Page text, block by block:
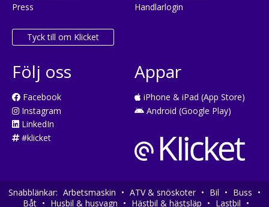
Press
Tyck till om Klicket
Handlarlogin
Följ oss
Facebook
Instagram
LinkedIn
#klicket
Appar
iPhone & iPad (App Store)
Android (Google Play)
Snabblänkar: Arbetsmaskin • ATV & snöskoter • Bil • Buss •
Båt • Husbil & husvagn • Hästbil & hästsläp • Lastbil •